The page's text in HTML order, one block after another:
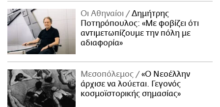
Οι Αθηναίοι
Δημήτρης
Ποτηρόπουλος: «Με φοβίζει ότι
αντιμετωπίζουμε την πόλη με
αδιαφορία»
Μεσοπόλεμος
«Ο Νεοέλλην
άρχισε να λούεται. Γεγονός
κοσμοϊστορικής σημασίας»